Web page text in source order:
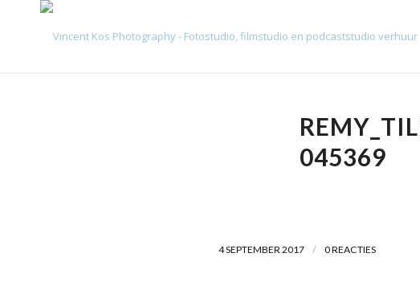
045369
4 SEPTEMBER 2017 / 0 REACTIES